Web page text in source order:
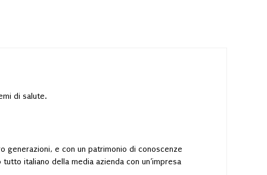
di salute.
generazioni, e con un patrimonio di conoscenze
italiano della media azienda con un’impresa